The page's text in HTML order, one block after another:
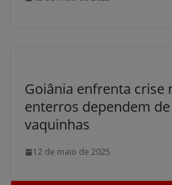
Goiânia enfrenta crise
enterros dependem
vaquinhas
12 de maio de 2025